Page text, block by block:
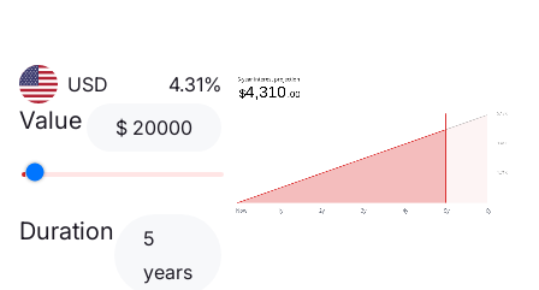
USD 4.31%
Value $ 20000
Duration
5
years